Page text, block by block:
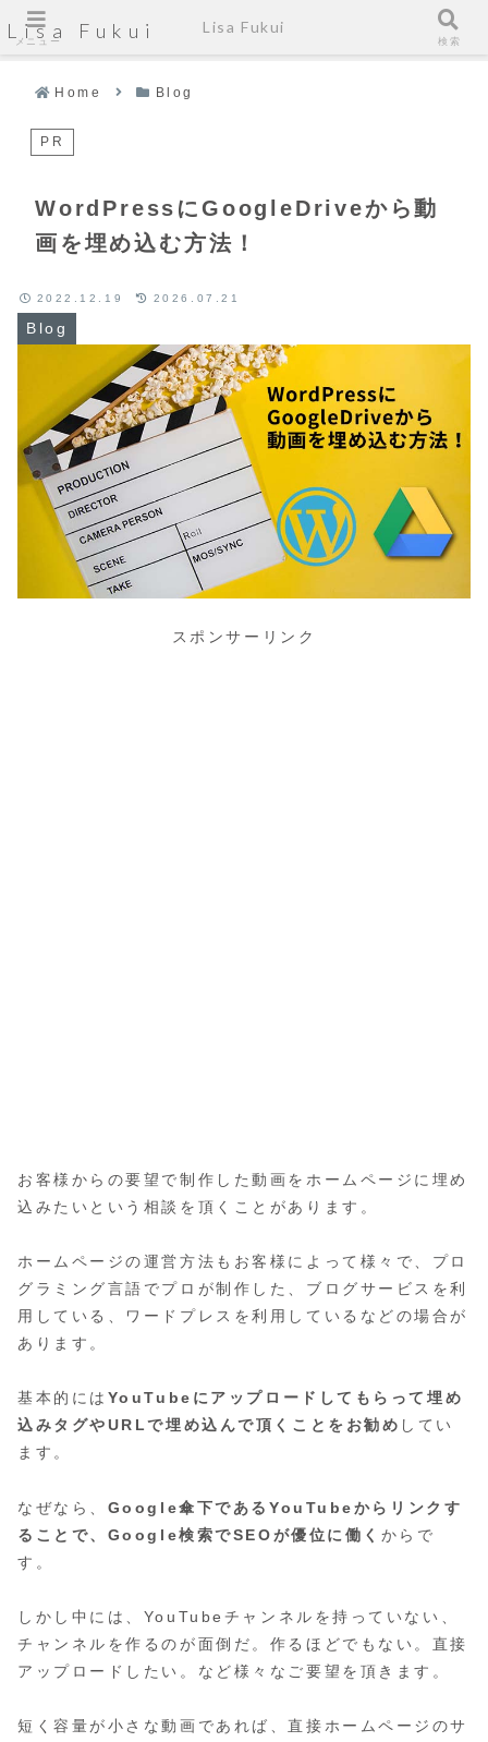
Lisa Fukui
Home Blog
PR
WordPressにGoogleDriveから動
画を埋め込む方法！
Blog
2022.12.19 2026.07.21
スポンサーリンク
お客様からの要望で制作した動画をホームページに埋め
込みたいという相談を頂くことがあります。
ホームページの運営方法もお客様によって様々で、プロ
グラミング言語でプロが制作した、ブログサービスを利
用している、ワードプレスを利用しているなどの場合が
あります。
基本的には YouTubeにアップロードしてもらって埋め
込みタグやURLで埋め込んで頂くことをお勧め してい
ます。
なぜなら、 Google傘下であるYouTubeからリンクす
ることで、Google検索でSEOが優位に働く からで
す。
しかし中には、YouTubeチャンネルを持っていない、
チャンネルを作るのが面倒だ。作るほどでもない。直接
アップロードしたい。など様々なご要望を頂きます。
短く容量が小さな動画であれば、直接ホームページのサ
メニュー
Lisa Fukui
検索